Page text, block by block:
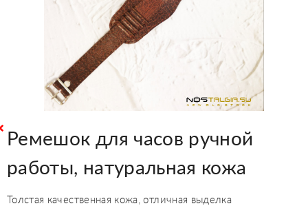
Ремешок для часов ручной
работы, натуральная кожа
Толстая качественная кожа, отличная выделка